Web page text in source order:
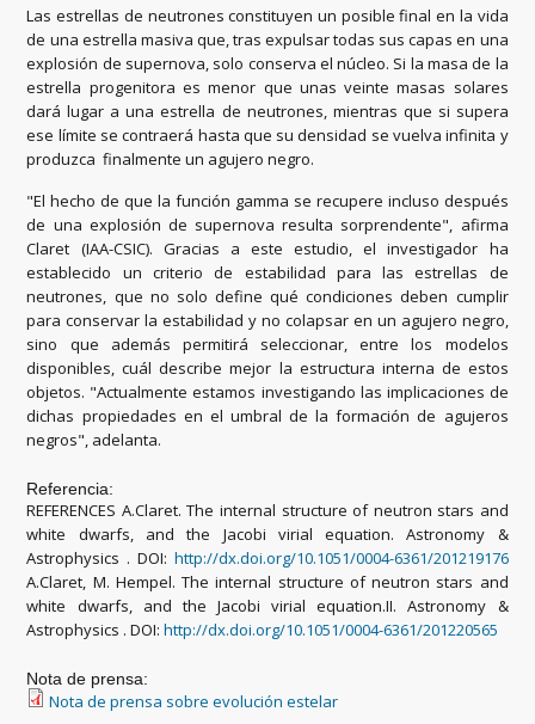
Las estrellas de neutrones constituyen un posible final en la vida
de una estrella masiva que, tras expulsar todas sus capas en una
explosión de supernova, solo conserva el núcleo. Si la masa de la
estrella progenitora es menor que unas veinte masas solares
dará lugar a una estrella de neutrones, mientras que si supera
ese límite se contraerá hasta que su densidad se vuelva infinita y
produzca finalmente un agujero negro.
"El hecho de que la función gamma se recupere incluso después
de una explosión de supernova resulta sorprendente", afirma
Claret (IAA-CSIC). Gracias a este estudio, el investigador ha
establecido un criterio de estabilidad para las estrellas de
neutrones, que no solo define qué condiciones deben cumplir
para conservar la estabilidad y no colapsar en un agujero negro,
sino que además permitirá seleccionar, entre los modelos
disponibles, cuál describe mejor la estructura interna de estos
objetos. "Actualmente estamos investigando las implicaciones de
dichas propiedades en el umbral de la formación de agujeros
negros", adelanta.
Referencia:
REFERENCES A.Claret. The internal structure of neutron stars and
white dwarfs, and the Jacobi virial equation. Astronomy &
Astrophysics . DOI: http://dx.doi.org/10.1051/0004-6361/201219176
A.Claret, M. Hempel. The internal structure of neutron stars and
white dwarfs, and the Jacobi virial equation.II. Astronomy &
Astrophysics . DOI:http://dx.doi.org/10.1051/0004-6361/201220565
Nota de prensa:
Nota de prensa sobre evolución estelar